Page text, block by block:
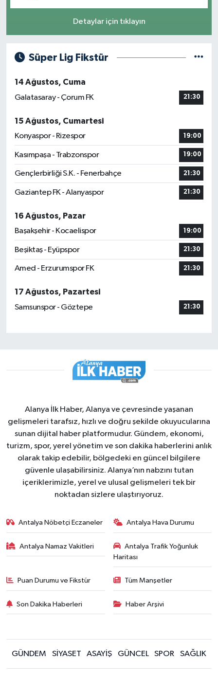
Detaylar için tıklayın
Süper Lig Fikstür
14 Ağustos, Cuma
Galatasaray - Çorum FK
21:30
15 Ağustos, Cumartesi
Konyaspor - Rizespor
19:00
Kasımpaşa - Trabzonspor 19:00
Gençlerbirliği S.K. - Fenerbahçe 21:30
Gaziantep FK - Alanyaspor 21:30
16 Ağustos, Pazar
Başakşehir - Kocaelispor
19:00
Beşiktaş - Eyüpspor 21:30
Amed - Erzurumspor FK 21:30
17 Ağustos, Pazartesi
Samsunspor - Göztepe
21:30
Alanya İlk Haber, Alanya ve çevresinde yaşanan
gelişmeleri tarafsız, hızlı ve doğru şekilde okuyucularına
sunan dijital haber platformudur. Gündem, ekonomi,
turizm, spor, yerel yönetim ve son dakika haberlerini anlık
olarak takip edebilir, bölgedeki en güncel bilgilere
güvenle ulaşabilirsiniz. Alanya’nın nabzını tutan
içeriklerimizle, yerel ve ulusal gelişmeleri tek bir
noktadan sizlere ulaştırıyoruz.
Antalya Nöbetçi Eczaneler Antalya Hava Durumu
Antalya Namaz Vakitleri
Antalya Trafik Yoğunluk
Haritası
Puan Durumu ve Fikstür Tüm Manşetler
Son Dakika Haberleri Haber Arşivi
GÜNDEM SİYASET ASAYİŞ GÜNCEL SPOR SAĞLIK